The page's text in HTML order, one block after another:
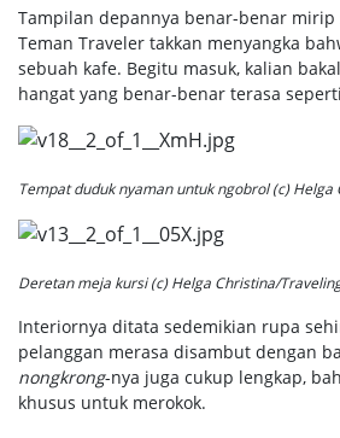
Tampilan depannya benar-benar
Teman Traveler takkan menyangka
sebuah kafe. Begitu masuk, kalian
hangat yang benar-benar terasa
Tempat duduk nyaman untukngobrol(c) Helga
Deretan meja kursi (c) Helga Christina/
Interiornya ditata sedemikian rupa
pelanggan merasa disambut dengan
nongkrong-nya juga cukup lengkap,
khusus untuk merokok.